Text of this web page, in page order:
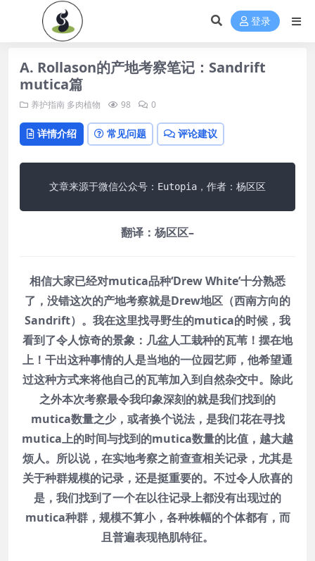
登录
A. Rollason的产地考察笔记：Sandrift
mutica篇
养护指南 多肉植物 98 0
详情介绍 常见问题 评论建议
文章来源于微信公众号：Eutopia，作者：杨区区
翻译：杨区区–
相信大家已经对mutica品种‘Drew White’十分熟悉
了，没错这次的产地考察就是Drew地区（西南方向的
Sandrift）。我在这里找寻野生的mutica的时候，我
看到了令人惊奇的景象：几盆人工栽种的瓦苇！摆在地
上！干出这种事情的人是当地的一位园艺师，他希望通
过这种方式来将他自己的瓦苇加入到自然杂交中。除此
之外本次考察最令我印象深刻的就是我们找到的
mutica数量之少，或者换个说法，是我们花在寻找
mutica上的时间与找到的mutica数量的比值，越大越
烦人。所以说，在实地考察之前查查相关记录，尤其是
关于种群规模的记录，还是挺重要的。不过令人欣喜的
是，我们找到了一个在以往记录上都没有出现过的
mutica种群，规模不算小，各种株幅的个体都有，而
且普遍表现艳肌特征。